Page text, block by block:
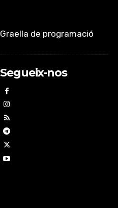
Graella de programació
Segueix-nos